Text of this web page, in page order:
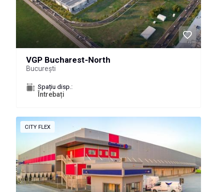
VGP Bucharest-North
București
Spațiu disp.:
Întrebați
CITY FLEX